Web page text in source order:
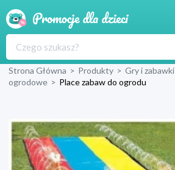
Produkty
Blog
Wyprawka
Strona Główna > Produkty > Gry i zabawki
ogrodowe > Place zabaw do ogrodu